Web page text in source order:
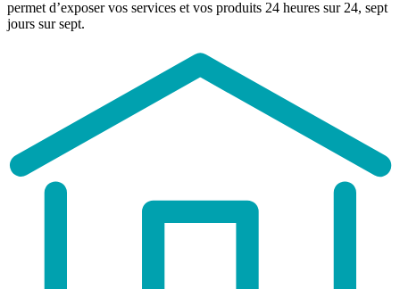
permet d’exposer vos services et vos produits 24 heures sur 24, sept
jours sur sept.